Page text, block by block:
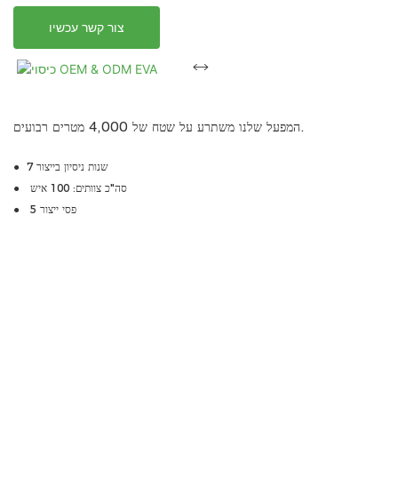
צור קשר עכשיו
המפעל שלנו משתרע על שטח של 4,000 מטרים רבועים.
● 7 שנות ניסיון בייצור
● סה"כ צוותים: 100 איש
● 5 פסי ייצור